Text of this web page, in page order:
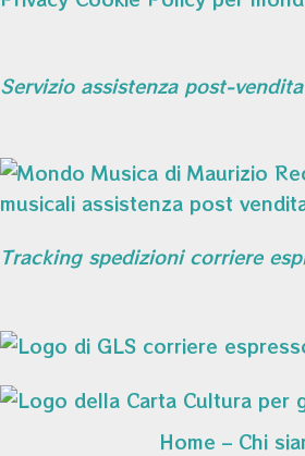
Servizio assistenza post-vendita
Tracking spedizioni corriere
Home – Chi